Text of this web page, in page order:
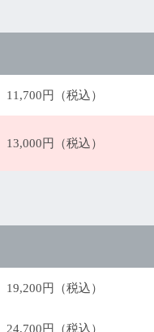
11,700円（税込）
13,000円（税込）
19,200円（税込）
24,700円（税込）